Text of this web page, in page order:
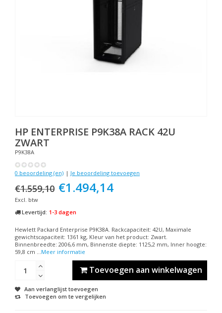
HP ENTERPRISE P9K38A RACK 42U
ZWART
P9K38A
0 beoordeling (en) | Je beoordeling toevoegen
€1.559,10 €1.494,14
Excl. btw
Levertijd: 1-3 dagen
Hewlett Packard Enterprise P9K38A. Rackcapaciteit: 42U, Maximale
gewichtscapaciteit: 1361 kg, Kleur van het product: Zwart.
Binnenbreedte: 2006,6 mm, Binnenste diepte: 1125,2 mm, Inner hoogte:
59,8 cm ...Meer informatie
Toevoegen aan winkelwagen
Aan verlanglijst toevoegen
Toevoegen om te vergelijken